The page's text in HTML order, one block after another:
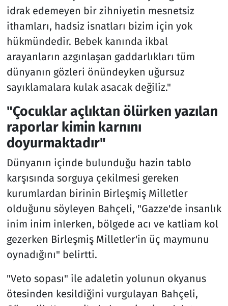
idrak edemeyen bir zihniyetin mesnetsiz
ithamları, hadsiz isnatları bizim için yok
hükmündedir. Bebek kanında ikbal
arayanların azgınlaşan gaddarlıkları tüm
dünyanın gözleri önündeyken uğursuz
sayıklamalara kulak asacak değiliz."
"Çocuklar açlıktan ölürken yazılan
raporlar kimin karnını
doyurmaktadır"
Dünyanın içinde bulunduğu hazin tablo
karşısında sorguya çekilmesi gereken
kurumlardan birinin Birleşmiş Milletler
olduğunu söyleyen Bahçeli, "Gazze'de insanlık
inim inim inlerken, bölgede acı ve katliam kol
gezerken Birleşmiş Milletler'in üç maymunu
oynadığını" belirtti.
"Veto sopası" ile adaletin yolunun okyanus
ötesinden kesildiğini vurgulayan Bahçeli,